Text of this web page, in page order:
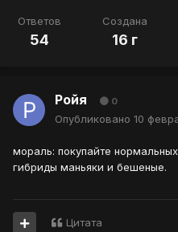
Ответов
54
Создана
16 г
Ройя 0
Опубликовано 10
мораль: покупайте
гибриды маньяки и бешеные.
Цитата